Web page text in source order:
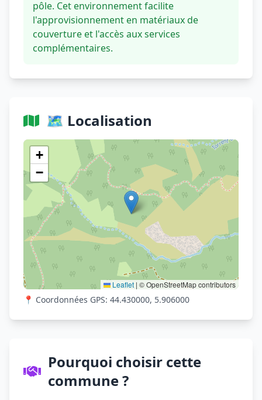
pôle. Cet environnement facilite
l'approvisionnement en matériaux de
couverture et l'accès aux services
complémentaires.
🗺️ Localisation
+
−
Leaflet | © OpenStreetMap contributors
Voir sur OpenStreetMap
📍 Coordonnées GPS: 44.430000, 5.906000
Pourquoi choisir cette
commune ?